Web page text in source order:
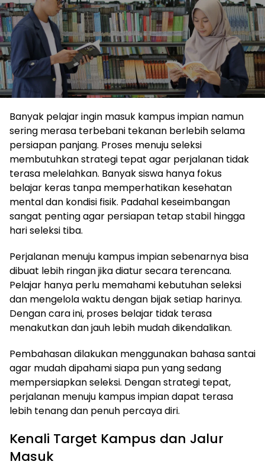
Banyak pelajar ingin masuk kampus impian namun
sering merasa terbebani tekanan berlebih selama
persiapan panjang. Proses menuju seleksi
membutuhkan strategi tepat agar perjalanan tidak
terasa melelahkan. Banyak siswa hanya fokus
belajar keras tanpa memperhatikan kesehatan
mental dan kondisi fisik. Padahal keseimbangan
sangat penting agar persiapan tetap stabil hingga
hari seleksi tiba.
Perjalanan menuju kampus impian sebenarnya bisa
dibuat lebih ringan jika diatur secara terencana.
Pelajar hanya perlu memahami kebutuhan seleksi
dan mengelola waktu dengan bijak setiap harinya.
Dengan cara ini, proses belajar tidak terasa
menakutkan dan jauh lebih mudah dikendalikan.
Pembahasan dilakukan menggunakan bahasa santai
agar mudah dipahami siapa pun yang sedang
mempersiapkan seleksi. Dengan strategi tepat,
perjalanan menuju kampus impian dapat terasa
lebih tenang dan penuh percaya diri.
Kenali Target Kampus dan Jalur
Masuk